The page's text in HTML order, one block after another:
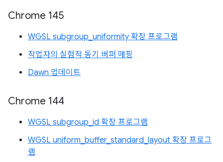
Chrome 145
WGSL subgroup_uniformity 확장 프로그램
작업자의 실험적 동기 버퍼 매핑
Dawn 업데이트
Chrome 144
WGSL subgroup_id 확장 프로그램
WGSL uniform_buffer_standard_layout 확장 프로그
램